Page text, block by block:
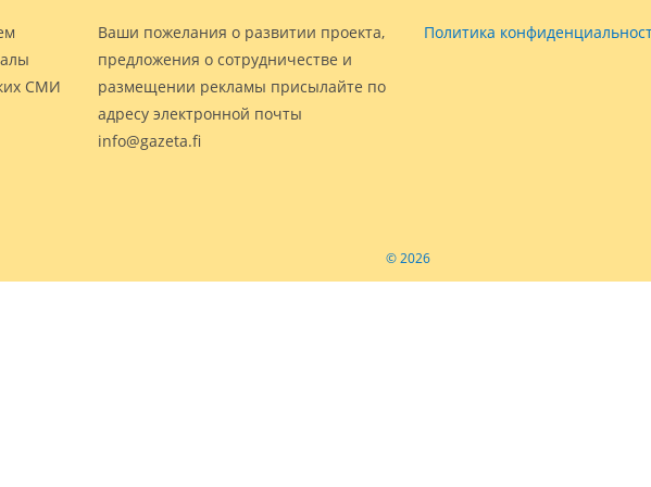
СМИ
Ваши пожелания о развитии проекта,
предложения о сотрудничестве и
размещении рекламы присылайте по
адресу электронной почты
info@gazeta.fi
Политика
© 2026